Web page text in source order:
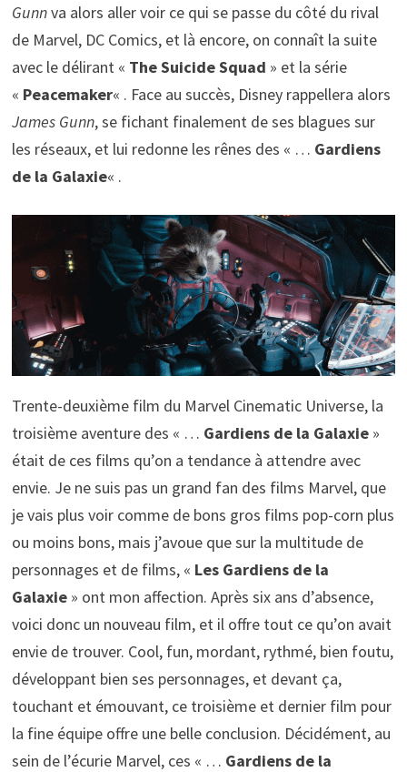
Gunnva alors aller voir ce qui se passe du côté du rival
de Marvel, DC Comics, et là encore, on connaît la suite
avec le délirant « The Suicide Squad » et la série
« Peacemaker« . Face au succès, Disney rappellera alors
James Gunn, se fichant finalement de ses blagues sur
les réseaux, et lui redonne les rênes des « … Gardiens
de la Galaxie« .
Trente-deuxième film du Marvel Cinematic Universe, la
troisième aventure des « … Gardiens de la Galaxie»
était de ces films qu’on a tendance à attendre avec
envie. Je ne suis pas un grand fan des films Marvel, que
je vais plus voir comme de bons gros films pop-corn plus
ou moins bons, mais j’avoue que sur la multitude de
personnages et de films, « Les Gardiens de la
Galaxie» ont mon affection. Après six ans d’absence,
voici donc un nouveau film, et il offre tout ce qu’on avait
envie de trouver. Cool, fun, mordant, rythmé, bien foutu,
développant bien ses personnages, et devant ça,
touchant et émouvant, ce troisième et dernier film pour
la fine équipe offre une belle conclusion. Décidément, au
sein de l’écurie Marvel, ces « … Gardiens de la